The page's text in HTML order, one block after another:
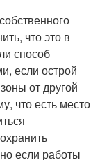
что это в
способ
если острой
от другой
что есть место
если работы